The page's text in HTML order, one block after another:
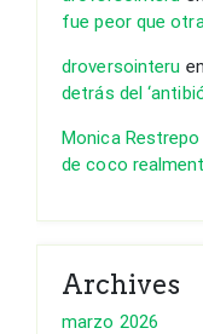
fue peor que
droversointeru en
detrás del
Monica Restrepo
de coco
Archives
marzo 2026